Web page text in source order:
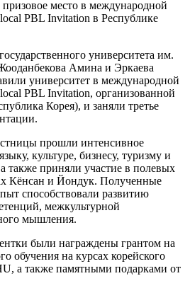
университета им.
Амина и Эркаева
университет в международной
PBL Invitation, организованной
Корея), и заняли третье
прошли интенсивное
культуре, бизнесу, туризму и
также приняли участие в полевых
Кёнсан и Йондук. Полученные
способствовали развитию
межкультурной
мышления.
были награждены грантом на
обучения на курсах корейского
а также памятными подарками от